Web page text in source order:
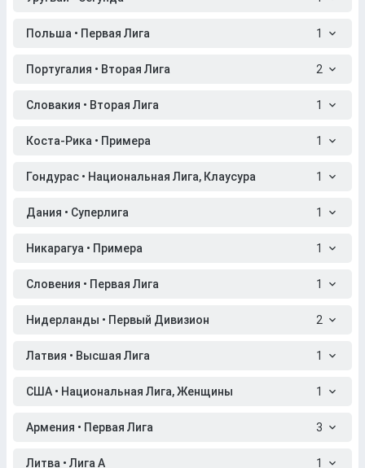
Польша • Первая Лига 1
Португалия • Вторая Лига 2
Словакия • Вторая Лига 1
Коста-Рика • Примера 1
Гондурас • Национальная Лига, Клаусура 1
Дания • Суперлига 1
Никарагуа • Примера 1
Словения • Первая Лига 1
Нидерланды • Первый Дивизион 2
Латвия • Высшая Лига 1
США • Национальная Лига, Женщины 1
Армения • Первая Лига 3
Литва • Лига A 1